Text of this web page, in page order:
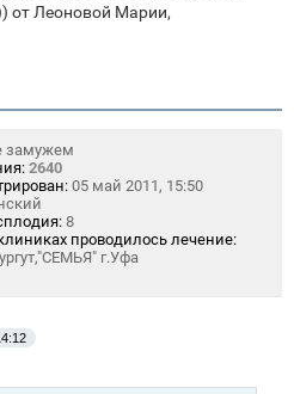
от Леоновой Марии,
замужем
2640
05 май 2011, 15:50
8
проводилось лечение:
г.Уфа